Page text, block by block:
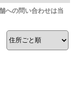
への問い合わせは当